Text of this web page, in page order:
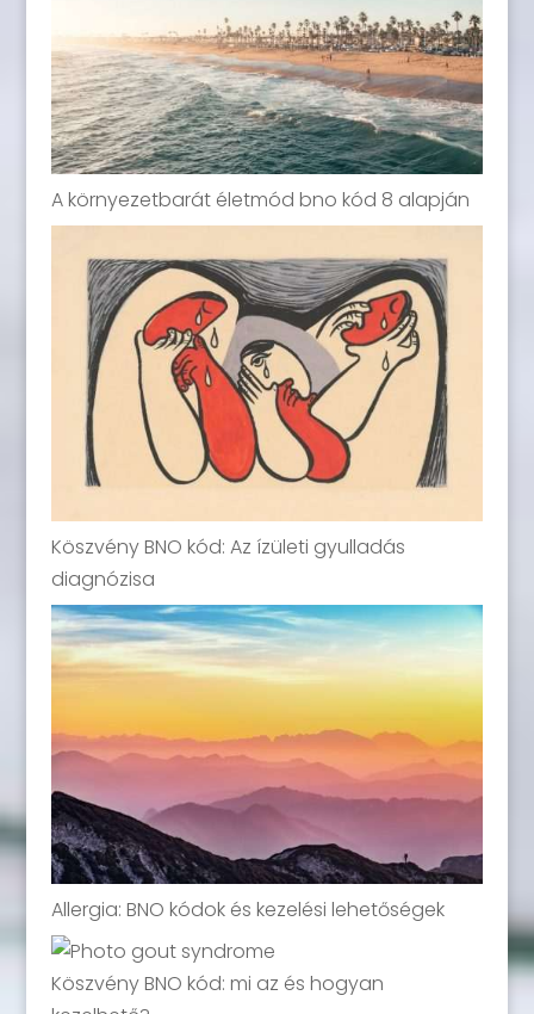
A környezetbarát életmód bno kód 8 alapján
Köszvény BNO kód: Az ízületi gyulladás
diagnózisa
Allergia: BNO kódok és kezelési lehetőségek
Köszvény BNO kód: mi az és hogyan